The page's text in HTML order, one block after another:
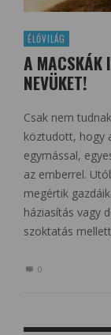
ÉLŐVILÁG
A MACSKÁK
NEVÜKET!
Csak nem
köztudott, hogy
egymással,
az emberrel.
megértik
háziasítás vagy
szoktatás
0